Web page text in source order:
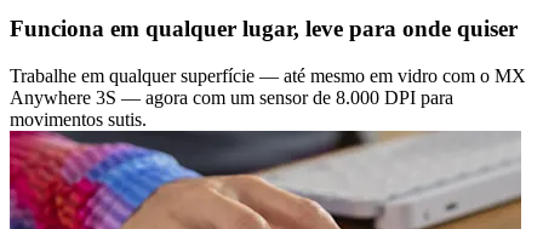
Funciona em qualquer lugar, leve para onde quiser
Trabalhe em qualquer superfície — até mesmo em vidro com o MX
Anywhere 3S — agora com um sensor de 8.000 DPI para
movimentos sutis.